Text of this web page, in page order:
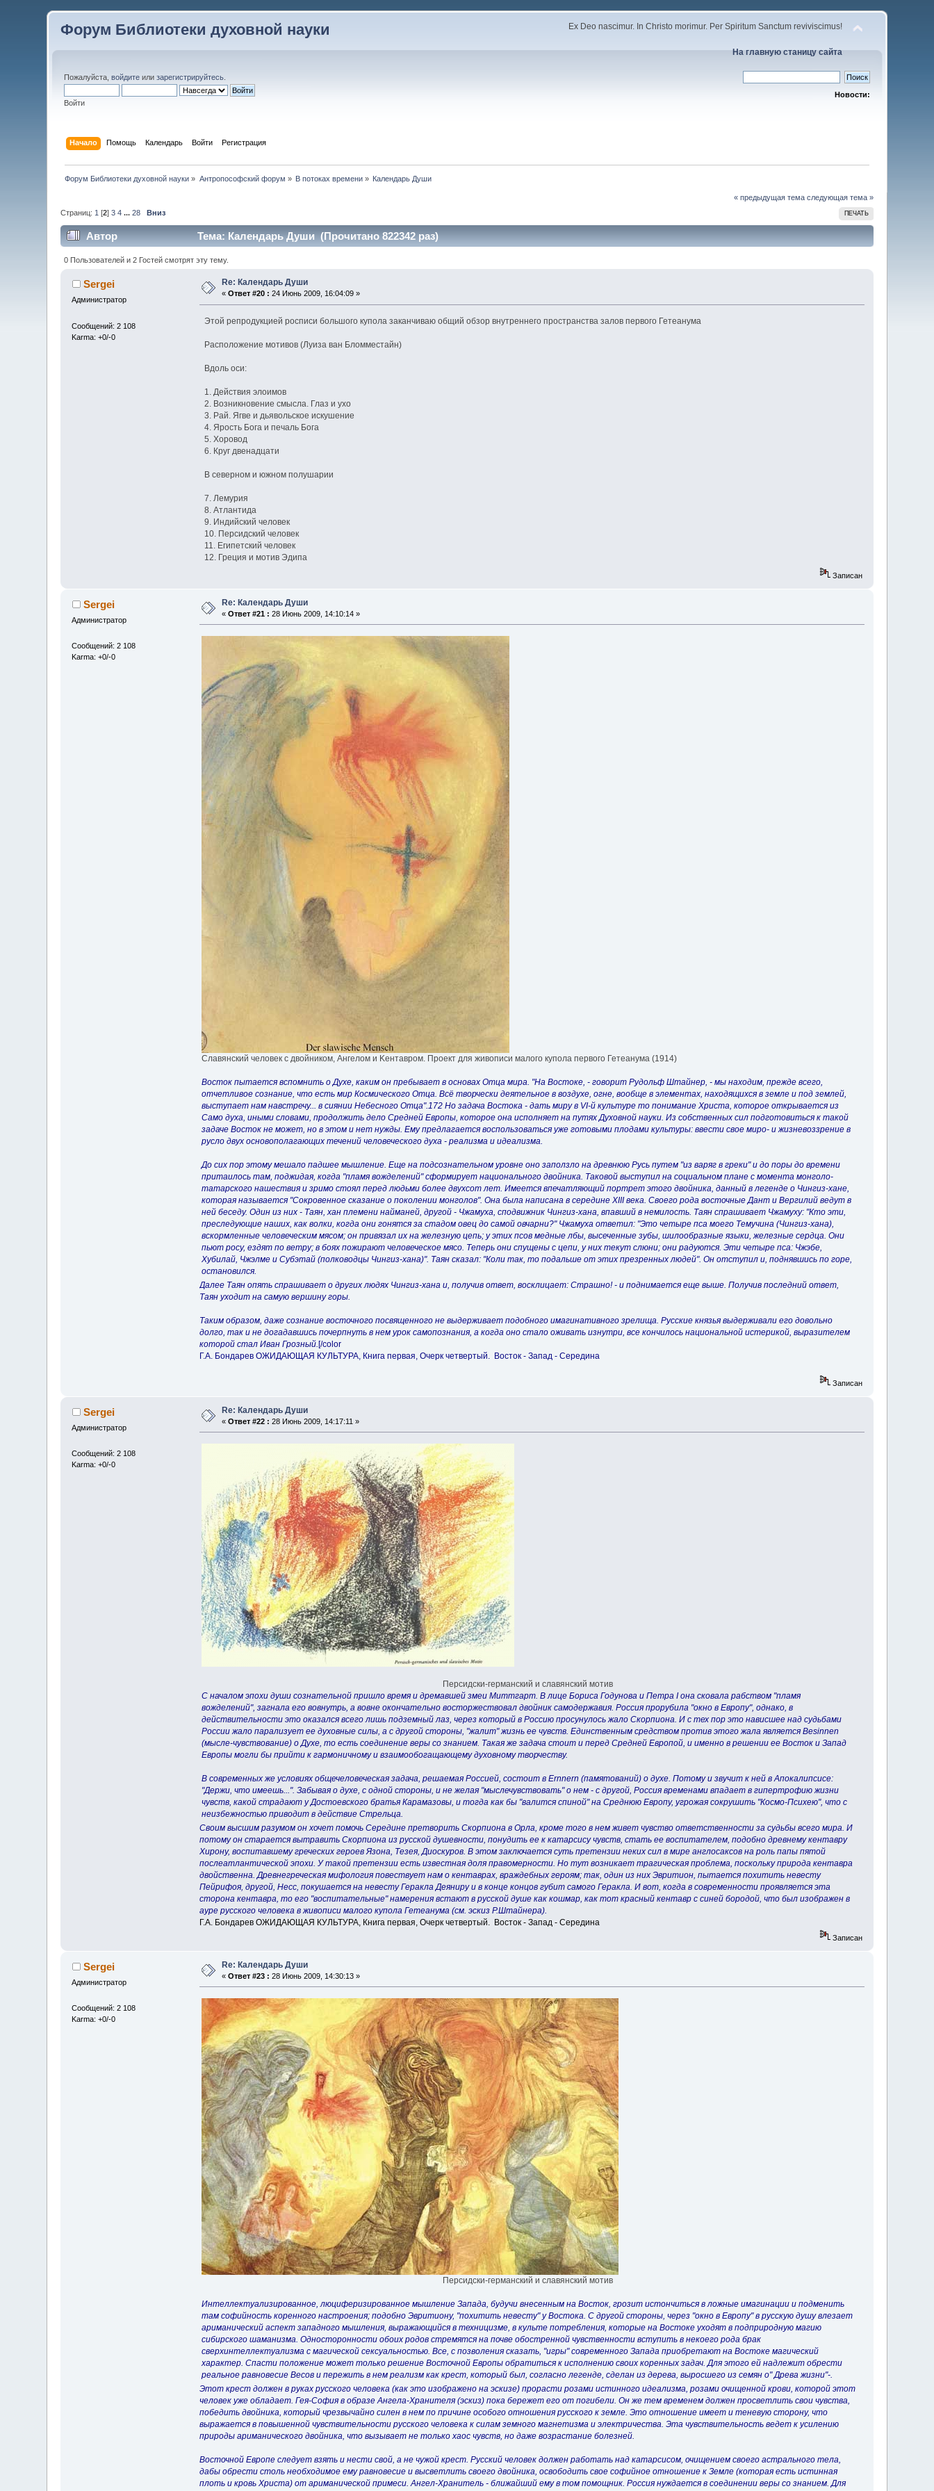
Форум Библиотеки духовной науки Ex Deo nascimur. In Christo morimur. Per Spiritum Sanctum reviviscimus!
На главную станицу сайта
Пожалуйста,войдите илизарегистрируйтесь
Войти
Новости:
Начало Помощь Календарь Войти Регистрация
Форум Библиотеки духовной науки » Антропософский форум » В потоках времени » Календарь Души
« предыдущая тема следующая тема »
ПЕЧАТЬ
Страниц: 1 [2]3 4 ...28 Вниз
Автор Тема: Календарь Души (Прочитано 822342 раз)
0 Пользователей и 2 Гостей смотрят эту тему.
Sergei
Администратор
Сообщений: 2 108
Karma: +0/-0
Re: Календарь Души
«Ответ #20 : 24 Июнь 2009, 16:04:09 »
Этой репродукцией росписи большого купола заканчиваю общий обзор внутреннего пространства залов первого Гетеанума
Расположение мотивов (Луиза ван Бломместайн)
Вдоль оси:
1. Действия элоимов
2. Возникновение смысла. Глаз и ухо
3. Рай. Ягве и дьявольское искушение
4. Ярость Бога и печаль Бога
5. Хоровод
6. Круг двенадцати
В северном и южном полушарии
7. Лемурия
8. Атлантида
9. Индийский человек
10. Персидский человек
11. Египетский человек
12. Греция и мотив Эдипа
Записан
Sergei
Администратор
Сообщений: 2 108
Karma: +0/-0
Re: Календарь Души
«Ответ #21 : 28 Июнь 2009, 14:10:14 »
Славянский человек с двойником, Ангелом и Kентавром. Проект для живописи малого купола первого Гетеанума (1914)
Восток пытается вспомнить о Духе, каким он пребывает в основах Отца мира. "На Востоке, - говорит Рудольф Штайнер, - мы находим, прежде всего,
отчетливое сознание, что есть мир Космического Отца. Всё творчески деятельное в воздухе, огне, вообще в элементах, находящихся в земле и под землей,
выступает нам навстречу... в сиянии Небесного Отца".172 Но задача Востока - дать миру в VI-й культуре то понимание Христа, которое открывается из
Само духа, иными словами, продолжить дело Средней Европы, которое она исполняет на путях Духовной науки. Из собственных сил подготовиться к такой
задаче Восток не может, но в этом и нет нужды. Ему предлагается воспользоваться уже готовыми плодами культуры: ввести свое миро- и жизневоззрение в
русло двух основополагающих течений человеческого духа - реализма и идеализма.
До сих пор этому мешало падшее мышление. Еще на подсознательном уровне оно заползло на древнюю Русь путем "из варяг в греки" и до поры до времени
притаилось там, поджидая, когда "пламя вожделений" сформирует национального двойника. Таковой выступил на социальном плане с момента монголо-
татарского нашествия и зримо стоял перед людьми более двухсот лет. Имеется впечатляющий портрет этого двойника, данный в легенде о Чингиз-хане,
которая называется "Сокровенное сказание о поколении монголов". Она была написана в середине XIII века. Своего рода восточные Дант и Вергилий ведут в
ней беседу. Один из них - Таян, хан племени найманей, другой - Чжамуха, сподвижник Чингиз-хана, впавший в немилость. Таян спрашивает Чжамуху: "Кто эти,
преследующие наших, как волки, когда они гонятся за стадом овец до самой овчарни?" Чжамуха ответил: "Это четыре пса моего Темучина (Чингиз-хана),
вскормленные человеческим мясом; он привязал их на железную цепь; у этих псов медные лбы, высеченные зубы, шилообразные языки, железные сердца. Они
пьют росу, ездят по ветру; в боях пожирают человеческое мясо. Теперь они спущены с цепи, у них текут слюни; они радуются. Эти четыре пса: Чжэбе,
Хубилай, Чжэлме и Субэтай (полководцы Чингиз-хана)". Таян сказал: "Коли так, то подальше от этих презренных людей". Он отступил и, поднявшись по горе,
остановился.
Далее Таян опять спрашивает о других людях Чингиз-хана и, получив ответ, восклицает: Страшно! - и поднимается еще выше. Получив последний ответ,
Таян уходит на самую вершину горы.
Таким образом, даже сознание восточного посвященного не выдерживает подобного имагинативного зрелища. Русские князья выдерживали его довольно
долго, так и не догадавшись почерпнуть в нем урок самопознания, а когда оно стало оживать изнутри, все кончилось национальной истерикой, выразителем
которой стал Иван Грозный. [/color
Г.А. Бондарев ОЖИДАЮЩАЯ КУЛЬТУРА, Книга первая, Очерк четвертый. Восток - Запад - Середина
Записан
Sergei
Администратор
Сообщений: 2 108
Karma: +0/-0
Re: Календарь Души
«Ответ #22 : 28 Июнь 2009, 14:17:11 »
Персидски-германский и славянский мотив
С началом эпохи души сознательной пришло время и дремавшей змеи Миттгарт. В лице Бориса Годунова и Петра I она сковала рабством "пламя
вожделений", загнала его вовнутрь, а вовне окончательно восторжествовал двойник самодержавия. Россия прорубила "окно в Европу", однако, в
действительности это оказался всего лишь подземный лаз, через который в Россию просунулось жало Скорпиона. И с тех пор это нависшее над судьбами
России жало парализует ее духовные силы, а с другой стороны, "жалит" жизнь ее чувств. Единственным средством против этого жала является Besinnen
(мысле-чувствование) о Духе, то есть соединение веры со знанием. Такая же задача стоит и перед Средней Европой, и именно в решении ее Восток и Запад
Европы могли бы прийти к гармоничному и взаимообогащающему духовному творчеству.
В современных же условиях общечеловеческая задача, решаемая Россией, состоит в Еrnnern (памятований) о духе. Потому и звучит к ней в Апокалипсисе:
"Держи, что имеешь...". Забывая о духе, с одной стороны, и не желая "мыслечувствовать" о нем - с другой, Россия временами впадает в гипертрофию жизни
чувств, какой страдают у Достоевского братья Карамазовы, и тогда как бы "валится спиной" на Среднюю Европу, угрожая сокрушить "Космо-Психею", что с
неизбежностью приводит в действие Стрельца.
Своим высшим разумом он хочет помочь Середине претворить Скорпиона в Орла, кроме того в нем живет чувство ответственности за судьбы всего мира. И
потому он старается вытравить Скорпиона из русской душевности, понудить ее к катарсису чувств, стать ее воспитателем, подобно древнему кентавру
Хирону, воспитавшему греческих героев Язона, Тезея, Диоскуров. В этом заключается суть претензии неких сил в мире англосаксов на роль папы пятой
послеатлантической эпохи. У такой претензии есть известная доля правомерности. Но тут возникает трагическая проблема, поскольку природа кентавра
двойственна. Древнегреческая мифология повествует нам о кентаврах, враждебных героям; так, один из них Эвритион, пытается похитить невесту
Пейрифоя, другой, Несс, покушается на невесту Геракла Деяниру и в конце концов губит самого Геракла. И вот, когда в современности проявляется эта
сторона кентавра, то его "воспитательные" намерения встают в русской душе как кошмар, как тот красный кентавр с синей бородой, что был изображен в
ауре русского человека в живописи малого купола Гетеанума (см. эскиз Р.Штайнера).
Г.А. Бондарев ОЖИДАЮЩАЯ КУЛЬТУРА, Книга первая, Очерк четвертый. Восток - Запад - Середина
Записан
Sergei
Администратор
Сообщений: 2 108
Karma: +0/-0
Re: Календарь Души
«Ответ #23 : 28 Июнь 2009, 14:30:13 »
Персидски-германский и славянский мотив
Интеллектуализированное, люциферизированное мышление Запада, будучи внесенным на Восток, грозит истончиться в ложные имагинации и подменить
там софийность коренного настроения; подобно Эвритиону, "похитить невесту" у Востока. С другой стороны, через "окно в Европу" в русскую душу влезает
ариманический аспект западного мышления, выражающийся в техницизме, в культе потребления, которые на Востоке уходят в подприродную магию
сибирского шаманизма. Односторонности обоих родов стремятся на почве обостренной чувственности вступить в некоего рода брак
сверхинтеллектуализма с магической сексуальностью. Все, с позволения сказать, "игры" современного Запада приобретают на Востоке магический
характер. Спасти положение может только решение Восточной Европы обратиться к исполнению своих коренных задач. Для этого ей надлежит обрести
реальное равновесие Весов и пережить в нем реализм как крест, который был, согласно легенде, сделан из дерева, выросшего из семян o" Древа жизни"-.
Этот крест должен в руках русского человека (как это изображено на эскизе) прорасти розами истинного идеализма, розами очищенной крови, которой этот
человек уже обладает. Гея-София в образе Ангела-Хранителя (эскиз) пока бережет его от погибели. Он же тем временем должен просветлить свои чувства,
победить двойника, который чрезвычайно силен в нем по причине особого отношения русского к земле. Это отношение имеет и теневую сторону, что
выражается в повышенной чувствительности русского человека к силам земного магнетизма и электричества. Эта чувствительность ведет к усилению
природы ариманического двойника, что вызывает не только хаос чувств, но даже возрастание болезней.
Восточной Европе следует взять и нести свой, а не чужой крест. Русский человек должен работать над катарсисом, очищением своего астрального тела,
дабы обрести столь необходимое ему равновесие и высветлить своего двойника, освободить свое софийное отношение к Земле (которая есть истинная
плоть и кровь Христа) от ариманической примеси. Ангел-Хранитель - ближайший ему в том помощник. Россия нуждается в соединении веры со знанием. Для